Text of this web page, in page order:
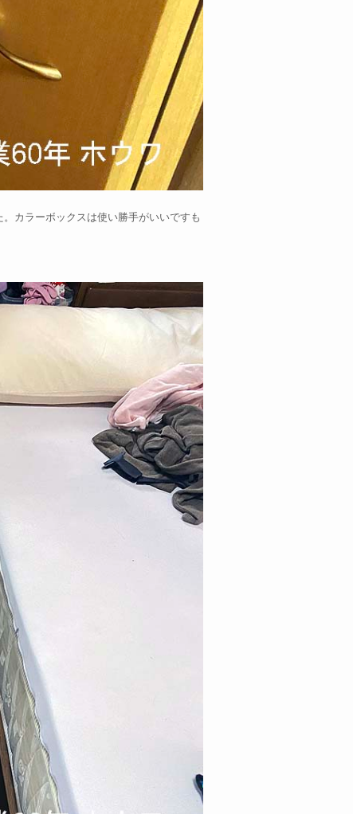
カラーボックスは使い勝手がいいですも